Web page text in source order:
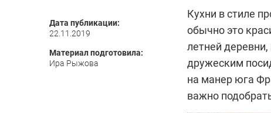
Дата публикации:
22.11.2019
Материал подготовила:
Ира Рыжова
Кухни в стиле
обычно это
летней деревни,
дружеским
на манер юга
важно